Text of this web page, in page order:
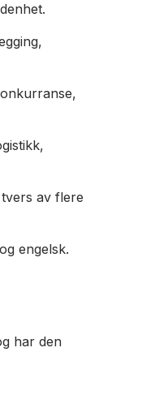
.
av flere
engelsk.
har den